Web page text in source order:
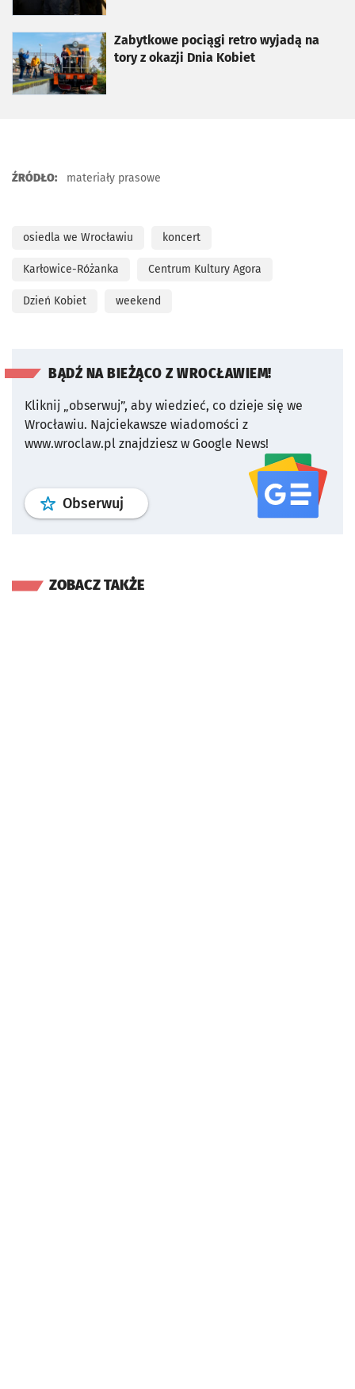
Zabytkowe pociągi retro wyjadą na
tory z okazji Dnia Kobiet
otworzy się w nowej karcie
ŹRÓDŁO: materiały prasowe
osiedla we Wrocławiu koncert
Karłowice-Różanka Centrum Kultury Agora
Dzień Kobiet weekend
BĄDŹ NA BIEŻĄCO Z WROCŁAWIEM!
Kliknij „obserwuj”, aby wiedzieć, co dzieje się we
Wrocławiu. Najciekawsze wiadomości z
www.wroclaw.pl znajdziesz w Google News!
Obserwuj profil serwisu
ZOBACZ TAKŻE